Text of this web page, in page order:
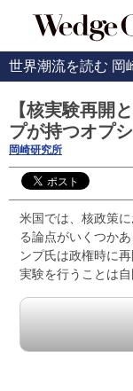
世界潮流を読む 岡
【核実験再開
プが持つオプ
岡崎研究所
米国では、核政策
る論点がいくつか
ンプ氏は政権時に
実験を行うことは